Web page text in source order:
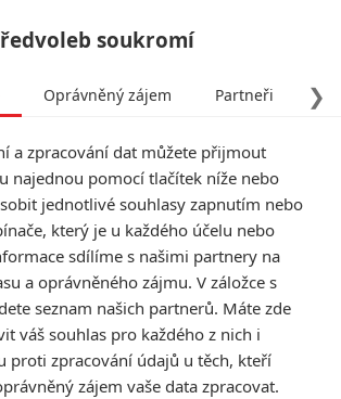
Fatush
soukromí
❯
Oprávněný zájem Partneři
a zpracování dat můžete přijmout
najednou pomocí tlačítek níže nebo
jednotlivé souhlasy zapnutím nebo
který je u každého účelu nebo
sdílíme s našimi partnery na
a oprávněného zájmu. V záložce s
seznam našich partnerů. Máte zde
váš souhlas pro každého z nich i
proti zpracování údajů u těch, kteří
zájem vaše data zpracovat.